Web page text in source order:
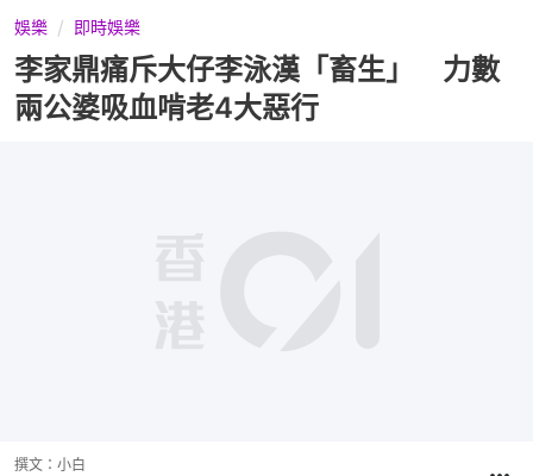
娛樂 即時娛樂
李家鼎痛斥大仔李泳漢「畜生」 力數
兩公婆吸血啃老4大惡行
撰文： 小白